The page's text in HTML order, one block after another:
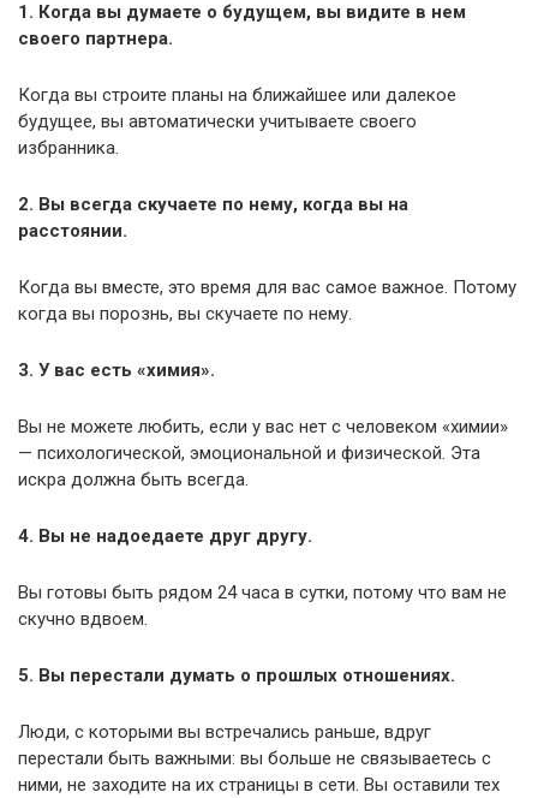
1. Когда вы думаете о будущем, вы видите в нем
своего партнера.
Когда вы строите планы на ближайшее или далекое
будущее, вы автоматически учитываете своего
избранника.
2. Вы всегда скучаете по нему, когда вы на
расстоянии.
Когда вы вместе, это время для вас самое важное. Потому
когда вы порознь, вы скучаете по нему.
3. У вас есть «химия».
Вы не можете любить, если у вас нет с человеком «химии»
— психологической, эмоциональной и физической. Эта
искра должна быть всегда.
4. Вы не надоедаете друг другу.
Вы готовы быть рядом 24 часа в сутки, потому что вам не
скучно вдвоем.
5. Вы перестали думать о прошлых отношениях.
Люди, с которыми вы встречались раньше, вдруг
перестали быть важными: вы больше не связываетесь с
ними, не заходите на их страницы в сети. Вы оставили тех